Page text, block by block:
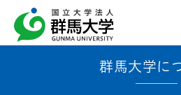
群馬大学に